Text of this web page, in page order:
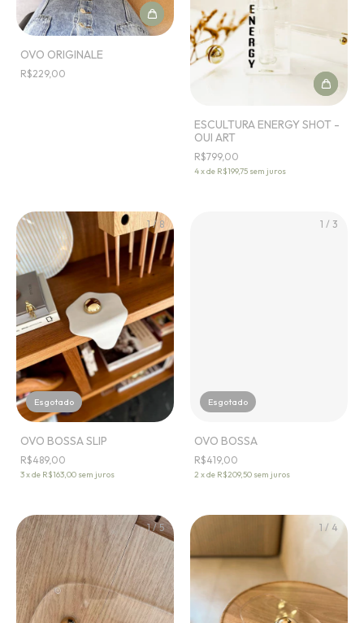
OVO ORIGINALE
R$229,00
ESCULTURA ENERGY SHOT -
OUI ART
R$799,00
4xde R$199,75 sem juros
1/ 8
Esgotado
OVO BOSSA SLIP
R$489,00
3xde R$163,00 sem juros
1 / 3
Esgotado
OVO BOSSA
R$419,00
2 xde R$209,50 sem juros
1/5 1 / 4